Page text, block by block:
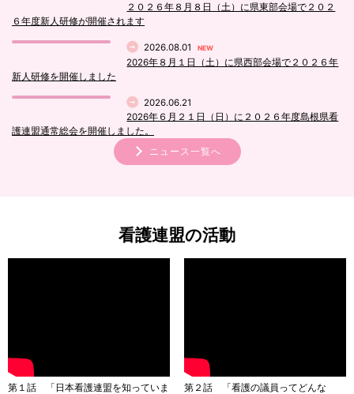
２０２６年８月８日（土）に県東部会場で２０２
６年度新人研修が開催されます
2026.08.01 NEW
2026年８月１日（土）に県西部会場で２０２６年
新人研修を開催しました
2026.06.21
2026年６月２１日（日）に２０２６年度島根県看
護連盟通常総会を開催しました。
ニュース一覧へ
看護連盟の活動
第１話 「日本看護連盟を知っていま
第２話 「看護の議員ってどんな